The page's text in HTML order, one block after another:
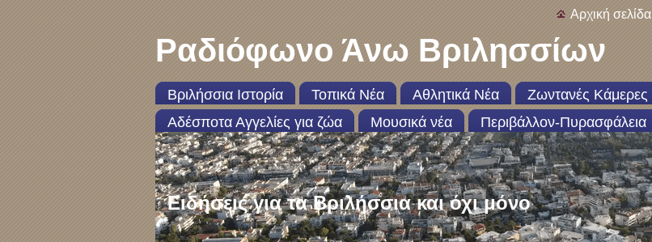
Αρχική σελίδα
Ραδιόφωνο Άνω Βριλησσίων
Βριλήσσια Ιστορία Τοπικά Νέα Αθλητικά Νέα Ζωντανές Κάμερες
Αδέσποτα Αγγελίες για ζώα
Μουσικά νέα Περιβάλλον-Πυρασφάλεια
Ειδήσεις για τα Βριλήσσια και όχι μόνο